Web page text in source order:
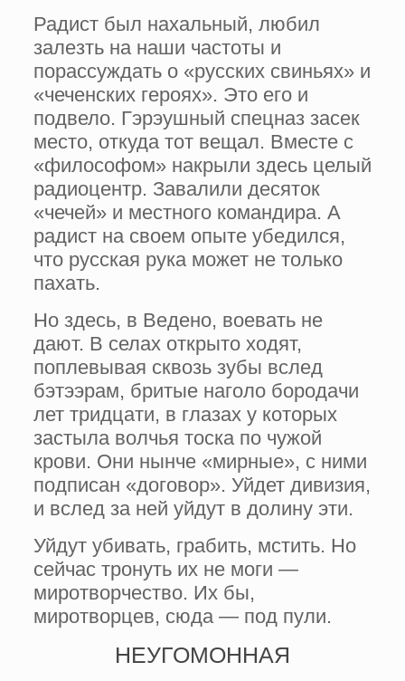
Радист был нахальный, любил
залезть на наши частоты и
порассуждать о «русских свиньях» и
«чеченских героях». Это его и
подвело. Гэрэушный спецназ засек
место, откуда тот вещал. Вместе с
«философом» накрыли здесь целый
радиоцентр. Завалили десяток
«чечей» и местного командира. А
радист на своем опыте убедился,
что русская рука может не только
пахать.
Но здесь, в Ведено, воевать не
дают. В селах открыто ходят,
поплевывая сквозь зубы вслед
бэтээрам, бритые наголо бородачи
лет тридцати, в глазах у которых
застыла волчья тоска по чужой
крови. Они нынче «мирные», с ними
подписан «договор». Уйдет дивизия,
и вслед за ней уйдут в долину эти.
Уйдут убивать, грабить, мстить. Но
сейчас тронуть их не моги —
миротворчество. Их бы,
миротворцев, сюда — под пули.
НЕУГОМОННАЯ